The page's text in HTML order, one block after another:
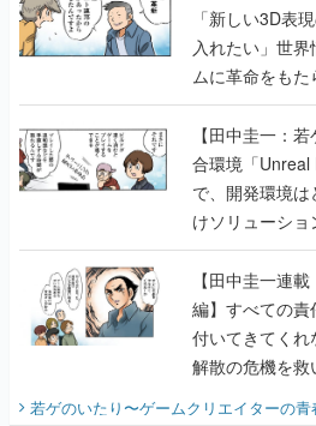
のいたり】
【田中圭一：
合環境「
で、開発環境
けソリューシ
に行って、より
【田中圭一連
編】すべての
付いてきてく
解散の危機を
開く。業界の快
『少年ジャン
り】
若ゲのいたり〜ゲームクリエイターの青